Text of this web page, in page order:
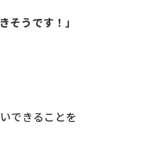
そうです！」
できることを